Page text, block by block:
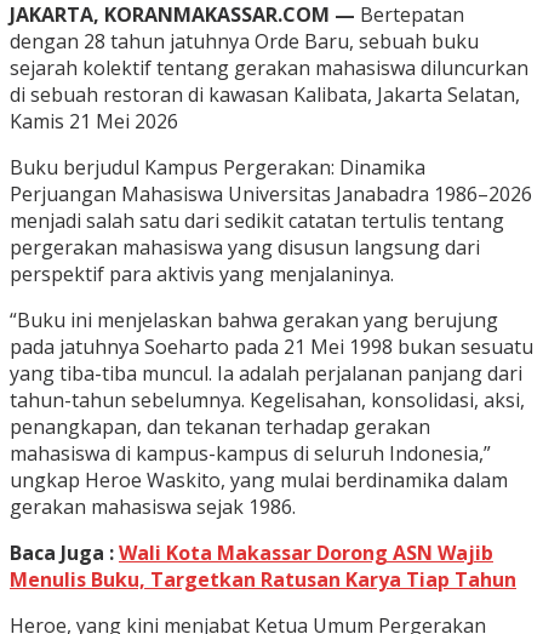
JAKARTA, KORANMAKASSAR.COM — Bertepatan
dengan 28 tahun jatuhnya Orde Baru, sebuah buku
sejarah kolektif tentang gerakan mahasiswa diluncurkan
di sebuah restoran di kawasan Kalibata, Jakarta Selatan,
Kamis 21 Mei 2026
Buku berjudul Kampus Pergerakan: Dinamika
Perjuangan Mahasiswa Universitas Janabadra 1986–2026
menjadi salah satu dari sedikit catatan tertulis tentang
pergerakan mahasiswa yang disusun langsung dari
perspektif para aktivis yang menjalaninya.
“Buku ini menjelaskan bahwa gerakan yang berujung
pada jatuhnya Soeharto pada 21 Mei 1998 bukan sesuatu
yang tiba-tiba muncul. Ia adalah perjalanan panjang dari
tahun-tahun sebelumnya. Kegelisahan, konsolidasi, aksi,
penangkapan, dan tekanan terhadap gerakan
mahasiswa di kampus-kampus di seluruh Indonesia,”
ungkap Heroe Waskito, yang mulai berdinamika dalam
gerakan mahasiswa sejak 1986.
Baca Juga :Wali Kota Makassar Dorong ASN Wajib
Menulis Buku, Targetkan Ratusan Karya Tiap Tahun
Heroe, yang kini menjabat Ketua Umum Pergerakan